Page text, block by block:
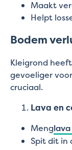
Maakt
Helpt
Bodem
Kleigrond
gevoeliger
cruciaal.
Lava en
Meng
Spit dit in